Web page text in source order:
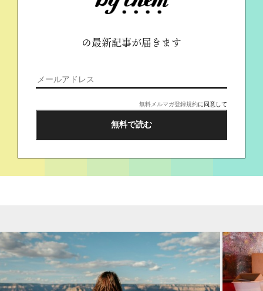
の最新記事が届きます
無料メルマガ登録規約に同意して